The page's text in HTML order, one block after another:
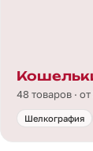
48 товаров · от
Шелкография